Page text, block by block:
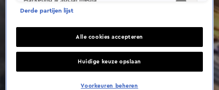
Derde partijen lijst
Alle cookies accepteren
Huidige keuze opslaan
Voorkeuren beheren